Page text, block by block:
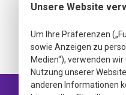
Unsere Website
Um Ihre Präferenzen
sowie Anzeigen zu
Medien“), verwenden
Nutzung unserer
anderen Informationen